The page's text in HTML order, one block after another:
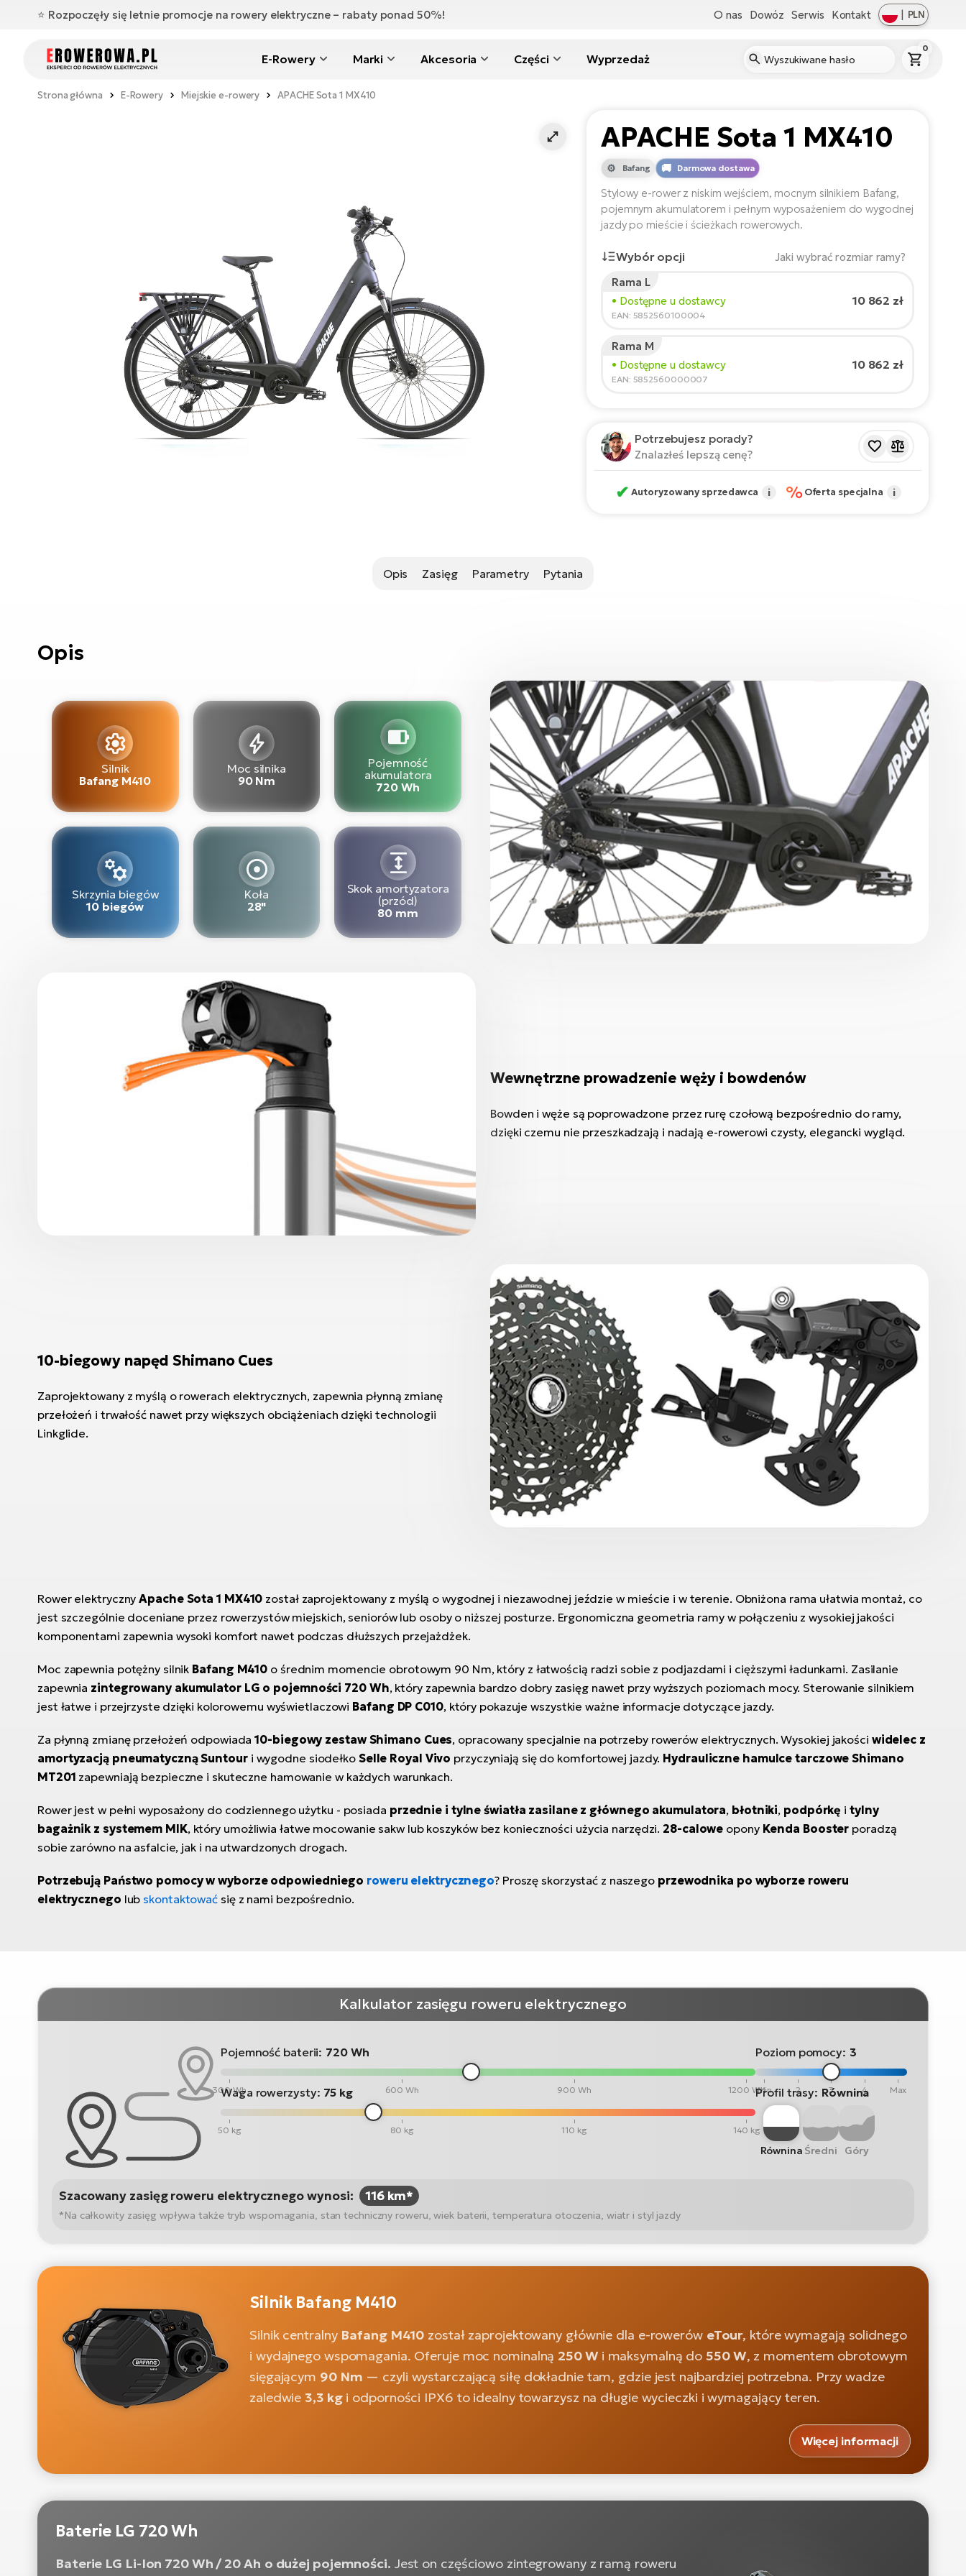
⭐️ Rozpoczęły się letnie promocje na rowery elektryczne – rabaty ponad 50%! O nas Dowóz Serwis Kontakt | PLN
E-Rowery Marki Akcesoria Części Wyprzedaż
0
Strona główna E-Rowery Miejskie e-rowery APACHE Sota 1 MX410
APACHE Sota 1 MX410
Bafang Darmowa dostawa
Stylowy e-rower z niskim wejściem, mocnym silnikiem Bafang,
pojemnym akumulatorem i pełnym wyposażeniem do wygodnej
jazdy po mieście i ścieżkach rowerowych.
Wybór opcji Jaki wybrać rozmiar ramy?
150
*Podane wartości są orientacyjne.
Rama L
• Dostępne u dostawcy
EAN: 5852560100004
10 862 zł
Rama M
• Dostępne u dostawcy
EAN: 5852560000007
10 862 zł
Potrzebujesz porady?
Znalazłeś lepszą cenę?
✔ Autoryzowany sprzedawca i %Oferta specjalna i
Opis Zasięg Parametry Pytania
Opis
Silnik
Bafang M410
Moc silnika
90 Nm
Pojemność
akumulatora
720 Wh
Skrzynia biegów
10 biegów
Koła
28"
Skok amortyzatora
(przód)
80 mm
Wewnętrzne prowadzenie węży i bowdenów
Bowden i węże są poprowadzone przez rurę czołową bezpośrednio do ramy,
dzięki czemu nie przeszkadzają i nadają e-rowerowi czysty, elegancki wygląd.
10-biegowy napęd Shimano Cues
Zaprojektowany z myślą o rowerach elektrycznych, zapewnia płynną zmianę
przełożeń i trwałość nawet przy większych obciążeniach dzięki technologii
Linkglide.
Rower elektrycznyApache Sota 1 MX410 został zaprojektowany z myślą o wygodnej i niezawodnej jeździe w mieście i w terenie. Obniżona rama ułatwia montaż, co
jest szczególnie doceniane przez rowerzystów miejskich, seniorów lub osoby o niższej posturze. Ergonomiczna geometria ramy w połączeniu z wysokiej jakości
komponentami zapewnia wysoki komfort nawet podczas dłuższych przejażdżek.
Moc zapewnia potężny silnik Bafang M410 o średnim momencie obrotowym 90 Nm, który z łatwością radzi sobie z podjazdami i cięższymi ładunkami. Zasilanie
zapewnia zintegrowany akumulator LG o pojemności 720 Wh, który zapewnia bardzo dobry zasięg nawet przy wyższych poziomach mocy. Sterowanie silnikiem
jest łatwe i przejrzyste dzięki kolorowemu wyświetlaczowi Bafang DP C010, który pokazuje wszystkie ważne informacje dotyczące jazdy.
Za płynną zmianę przełożeń odpowiada10-biegowy zestaw Shimano Cues, opracowany specjalnie na potrzeby rowerów elektrycznych. Wysokiej jakości widelec z
amortyzacją pneumatyczną Suntouri wygodne siodełko Selle Royal Vivo przyczyniają się do komfortowej jazdy. Hydrauliczne hamulce tarczowe Shimano
MT201 zapewniają bezpieczne i skuteczne hamowanie w każdych warunkach.
Rower jest w pełni wyposażony do codziennego użytku - posiada przednie i tylne światła zasilane z głównego akumulatora, błotniki, podpórkę i tylny
bagażnik z systemem MIK, który umożliwia łatwe mocowanie sakw lub koszyków bez konieczności użycia narzędzi. 28-calowe opony Kenda Booster poradzą
sobie zarówno na asfalcie, jak i na utwardzonych drogach.
Potrzebują Państwo pomocy w wyborze odpowiedniego roweru elektrycznego? Proszę skorzystać z naszego przewodnika po wyborze roweru
elektrycznego lub skontaktować się z nami bezpośrednio.
Kalkulator zasięgu roweru elektrycznego
Pojemność baterii: 720 Wh
300 Wh 600 Wh 900 Wh 1200 Wh
Waga rowerzysty: 75 kg
50 kg 80 kg 110 kg 140 kg
Poziom pomocy: 3
Min 2 3 4 Max
Profil trasy: Równina
Równina Średni Góry
Szacowany zasięg roweru elektrycznego wynosi: 116 km*
*Na całkowity zasięg wpływa także tryb wspomagania, stan techniczny roweru, wiek baterii, temperatura otoczenia, wiatr i styl jazdy
Silnik Bafang M410
Silnik centralny Bafang M410 został zaprojektowany głównie dla e-rowerów eTour, które wymagają solidnego
i wydajnego wspomagania. Oferuje moc nominalną 250 W i maksymalną do550 W, z momentem obrotowym
sięgającym 90 Nm — czyli wystarczającą siłę dokładnie tam, gdzie jest najbardziej potrzebna. Przy wadze
zaledwie 3,3 kgi odporności IPX6 to idealny towarzysz na długie wycieczki i wymagający teren.
Więcej informacji
Baterie LG 720 Wh
Baterie LG Li-Ion 720 Wh / 20 Ah o dużej pojemności. Jest on częściowo zintegrowany z ramą roweru